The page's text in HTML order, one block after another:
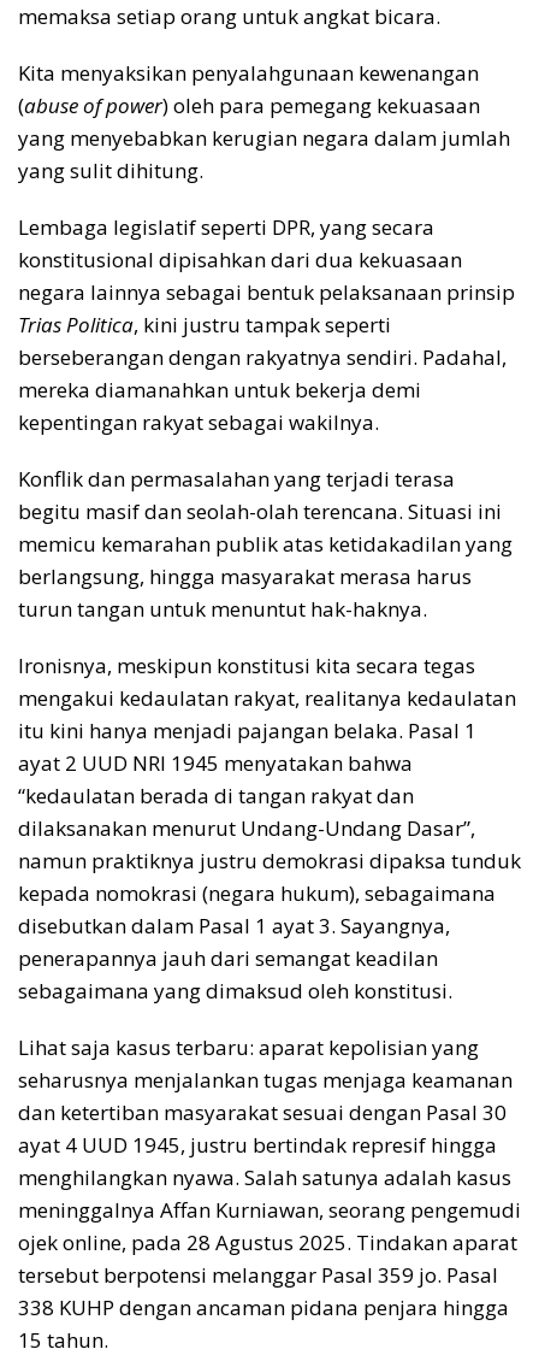
memaksa setiap orang untuk angkat bicara.
Kita menyaksikan penyalahgunaan kewenangan
(abuse of power) oleh para pemegang kekuasaan
yang menyebabkan kerugian negara dalam jumlah
yang sulit dihitung.
Lembaga legislatif seperti DPR, yang secara
konstitusional dipisahkan dari dua kekuasaan
negara lainnya sebagai bentuk pelaksanaan prinsip
Trias Politica, kini justru tampak seperti
berseberangan dengan rakyatnya sendiri. Padahal,
mereka diamanahkan untuk bekerja demi
kepentingan rakyat sebagai wakilnya.
Konflik dan permasalahan yang terjadi terasa
begitu masif dan seolah-olah terencana. Situasi ini
memicu kemarahan publik atas ketidakadilan yang
berlangsung, hingga masyarakat merasa harus
turun tangan untuk menuntut hak-haknya.
Ironisnya, meskipun konstitusi kita secara tegas
mengakui kedaulatan rakyat, realitanya kedaulatan
itu kini hanya menjadi pajangan belaka. Pasal 1
ayat 2 UUD NRI 1945 menyatakan bahwa
“kedaulatan berada di tangan rakyat dan
dilaksanakan menurut Undang-Undang Dasar”,
namun praktiknya justru demokrasi dipaksa tunduk
kepada nomokrasi (negara hukum), sebagaimana
disebutkan dalam Pasal 1 ayat 3. Sayangnya,
penerapannya jauh dari semangat keadilan
sebagaimana yang dimaksud oleh konstitusi.
Lihat saja kasus terbaru: aparat kepolisian yang
seharusnya menjalankan tugas menjaga keamanan
dan ketertiban masyarakat sesuai dengan Pasal 30
ayat 4 UUD 1945, justru bertindak represif hingga
menghilangkan nyawa. Salah satunya adalah kasus
meninggalnya Affan Kurniawan, seorang pengemudi
ojek online, pada 28 Agustus 2025. Tindakan aparat
tersebut berpotensi melanggar Pasal 359 jo. Pasal
338 KUHP dengan ancaman pidana penjara hingga
15 tahun.